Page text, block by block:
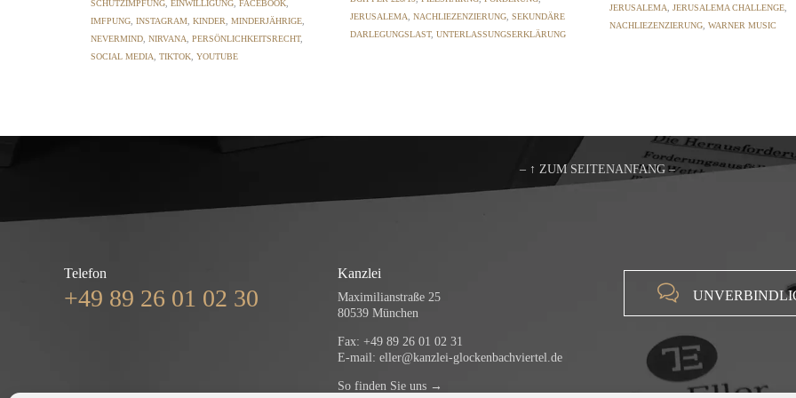
SCHUTZIMPFUNG EINWILLIGUNG FACEBOOK
IMFPUNG INSTAGRAM KINDER MINDERJÄHRIGE
NEVERMIND NIRVANA PERSÖNLICHKEITSRECHT,
SOCIAL MEDIA
TIKTOK YOUTUBE
JERUSALEMA
NACHLIEZENZIERUNG SEKUNDÄRE
DARLEGUNGSLAST, UNTERLASSUNGSERKLÄRUNG
JERUSALEMA
JERUSALEMA CHALLENGE
NACHLIEZENZIERUNG WARNER MUSIC
– ↑ ZUM SEITENANFANG –
Telefon
+49 89 26 01 02 30
Kanzlei
Maximilianstraße 25
80539 München
Fax: +49 89 26 01 02 31
E-mail: eller@kanzlei-glockenbachviertel.de
So finden Sie uns →
